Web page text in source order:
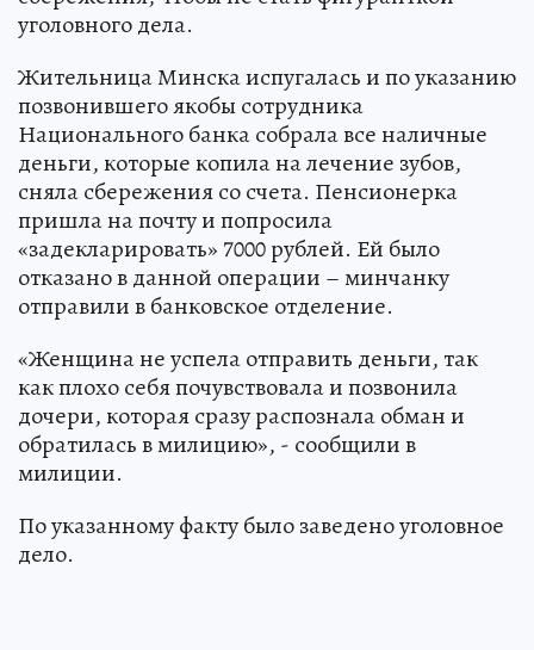
уголовного дела.
Жительница Минска испугалась и по указанию
позвонившего якобы сотрудника
Национального банка собрала все наличные
деньги, которые копила на лечение зубов,
сняла сбережения со счета. Пенсионерка
пришла на почту и попросила
«задекларировать» 7000 рублей. Ей было
отказано в данной операции – минчанку
отправили в банковское отделение.
«Женщина не успела отправить деньги, так
как плохо себя почувствовала и позвонила
дочери, которая сразу распознала обман и
обратилась в милицию», - сообщили в
милиции.
По указанному факту было заведено уголовное
дело.